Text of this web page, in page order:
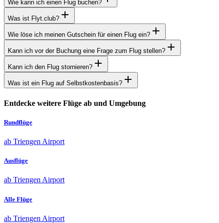
Wie kann ich einen Flug buchen?
Was ist Flyt.club?
Wie löse ich meinen Gutschein für einen Flug ein?
Kann ich vor der Buchung eine Frage zum Flug stellen?
Kann ich den Flug stornieren?
Was ist ein Flug auf Selbstkostenbasis?
Entdecke weitere Flüge ab und Umgebung
Rundflüge
ab Triengen Airport
Ausflüge
ab Triengen Airport
Alle Flüge
ab Triengen Airport